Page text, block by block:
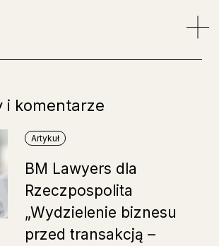
i komentarze
Artykuł
BM Lawyers dla
Rzeczpospolita
„Wydzielenie biznesu
przed transakcją –